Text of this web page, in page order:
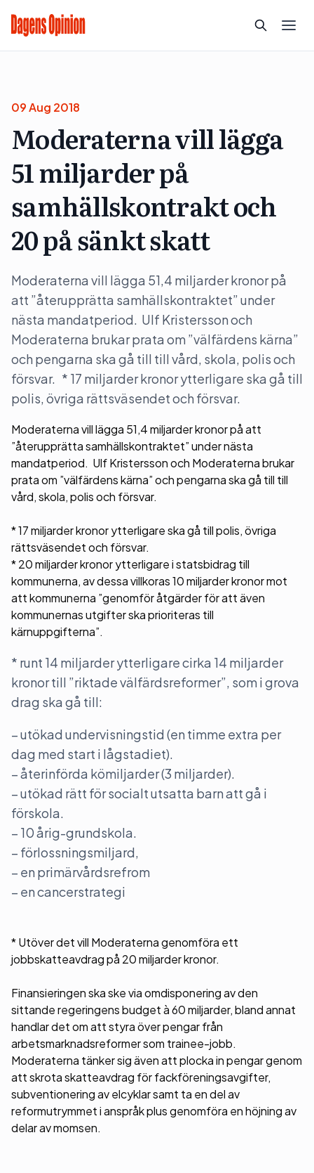
09 Aug 2018
Moderaterna vill lägga
51 miljarder på
samhällskontrakt och
20 på sänkt skatt
Moderaterna vill lägga 51,4 miljarder kronor på
att ”återupprätta samhällskontraktet” under
nästa mandatperiod. Ulf Kristersson och
Moderaterna brukar prata om ”välfärdens kärna”
och pengarna ska gå till till vård, skola, polis och
försvar. * 17 miljarder kronor ytterligare ska gå till
polis, övriga rättsväsendet och försvar.
Moderaterna vill lägga 51,4 miljarder kronor på att
”återupprätta samhällskontraktet” under nästa
mandatperiod. Ulf Kristersson och Moderaterna brukar
prata om ”välfärdens kärna” och pengarna ska gå till till
vård, skola, polis och försvar.
* 17 miljarder kronor ytterligare ska gå till polis, övriga
rättsväsendet och försvar.
* 20 miljarder kronor ytterligare i statsbidrag till
kommunerna, av dessa villkoras 10 miljarder kronor mot
att kommunerna ”genomför åtgärder för att även
kommunernas utgifter ska prioriteras till
kärnuppgifterna”.
* runt 14 miljarder ytterligare cirka 14 miljarder
kronor till ”riktade välfärdsreformer”, som i grova
drag ska gå till:
– utökad undervisningstid (en timme extra per
dag med start i lågstadiet).
– återinförda kömiljarder (3 miljarder).
– utökad rätt för socialt utsatta barn att gå i
förskola.
– 10 årig-grundskola.
– förlossningsmiljard,
– en primärvårdsrefrom
– en cancerstrategi
* Utöver det vill Moderaterna genomföra ett
jobbskatteavdrag på 20 miljarder kronor.
Finansieringen ska ske via omdisponering av den
sittande regeringens budget à 60 miljarder, bland annat
handlar det om att styra över pengar från
arbetsmarknadsreformer som trainee-jobb.
Moderaterna tänker sig även att plocka in pengar genom
att skrota skatteavdrag för fackföreningsavgifter,
subventionering av elcyklar samt ta en del av
reformutrymmet i anspråk plus genomföra en höjning av
delar av momsen.